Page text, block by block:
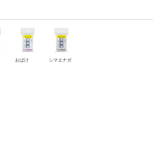
おばけ シマエナガ